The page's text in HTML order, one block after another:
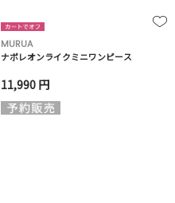
MURUA
ナポレオンライクミニワンピース
11,990 円